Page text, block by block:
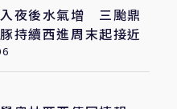
夜後水氣增 三颱鼎
持續西進周末起接近